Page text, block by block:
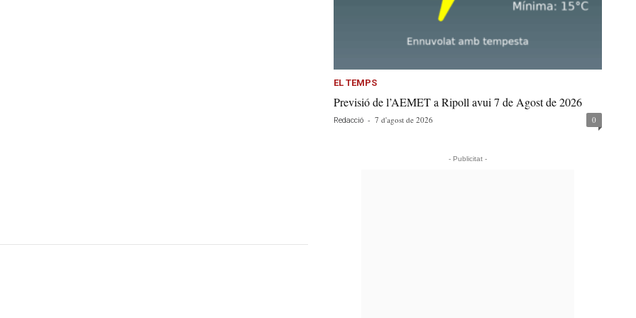
EL TEMPS
Previsió de l’AEMET a Ripoll avui 7 de Agost de 2026
Redacció - 7 d'agost de 2026 0
- Publicitat -